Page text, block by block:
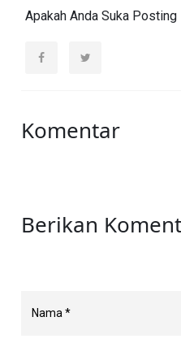
Apakah Anda Suka Posting
Komentar
Berikan